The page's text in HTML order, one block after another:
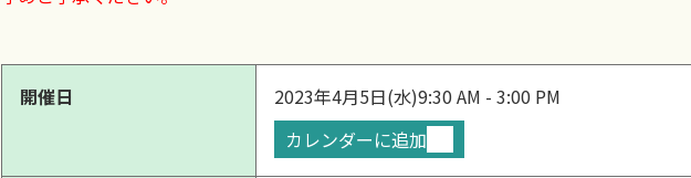
開催日 2023年4月5日(水)9:30 AM - 3:00 PM
カレンダーに追加